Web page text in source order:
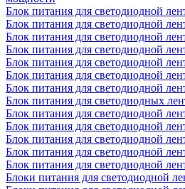
Блок питания для светодиодной
Блок питания для светодиодной
Блок питания для светодиодной
Блок питания для светодиодной
Блок питания для светодиодной
Блок питания для светодиодной
Блок питания для светодиодной
Блок питания для светодиодных
Блок питания для светодиодной
Блок питания для светодиодной
Блок питания для светодиодной
Блок питания для светодиодной
Блок питания для светодиодной
Блоки питания для светодиодной